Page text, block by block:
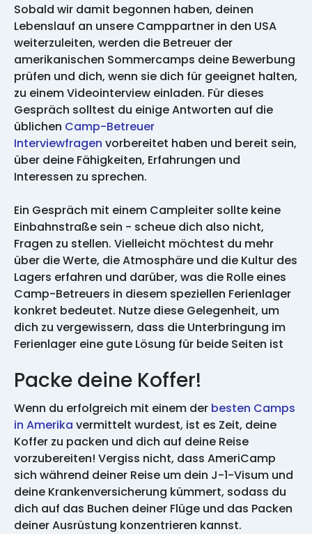
Sobald wir damit begonnen haben, deinen
Lebenslauf an unsere Camppartner in den USA
weiterzuleiten, werden die Betreuer der
amerikanischen Sommercamps deine Bewerbung
prüfen und dich, wenn sie dich für geeignet halten,
zu einem Videointerview einladen. Für dieses
Gespräch solltest du einige Antworten auf die
üblichen Camp-Betreuer
Interviewfragen vorbereitet haben und bereit sein,
über deine Fähigkeiten, Erfahrungen und
Interessen zu sprechen.
Ein Gespräch mit einem Campleiter sollte keine
Einbahnstraße sein - scheue dich also nicht,
Fragen zu stellen. Vielleicht möchtest du mehr
über die Werte, die Atmosphäre und die Kultur des
Lagers erfahren und darüber, was die Rolle eines
Camp-Betreuers in diesem speziellen Ferienlager
konkret bedeutet. Nutze diese Gelegenheit, um
dich zu vergewissern, dass die Unterbringung im
Ferienlager eine gute Lösung für beide Seiten ist
Packe deine Koffer!
Wenn du erfolgreich mit einem der besten Camps
in Amerika vermittelt wurdest, ist es Zeit, deine
Koffer zu packen und dich auf deine Reise
vorzubereiten! Vergiss nicht, dass AmeriCamp
sich während deiner Reise um dein J-1-Visum und
deine Krankenversicherung kümmert, sodass du
dich auf das Buchen deiner Flüge und das Packen
deiner Ausrüstung konzentrieren kannst.